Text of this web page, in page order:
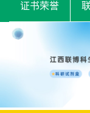
证书荣誉